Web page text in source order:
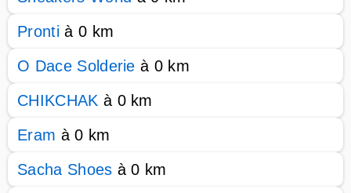
Prontià 0 km
O Dace Solderie à 0 km
CHIKCHAK à 0 km
Eram à 0 km
Sacha Shoes à 0 km